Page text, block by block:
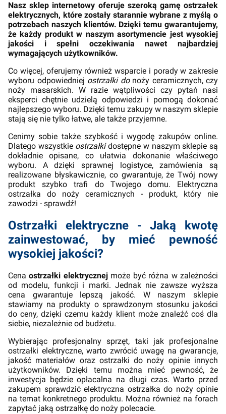
Nasz sklep internetowy oferuje szeroką gamę ostrzałek
elektrycznych, które zostały starannie wybrane z myślą o
potrzebach naszych klientów. Dzięki temu gwarantujemy,
że każdy produkt w naszym asortymencie jest wysokiej
jakości i spełni oczekiwania nawet najbardziej
wymagających użytkowników.
Co więcej, oferujemy również wsparcie i porady w zakresie
wyboru odpowiedniej ostrzałki do noży ceramicznych, czy
noży masarskich. W razie wątpliwości czy pytań nasi
eksperci chętnie udzielą odpowiedzi i pomogą dokonać
najlepszego wyboru. Dzięki temu zakupy w naszym sklepie
stają się nie tylko łatwe, ale także przyjemne.
Cenimy sobie także szybkość i wygodę zakupów online.
Dlatego wszystkie ostrzałkidostępne w naszym sklepie są
dokładnie opisane, co ułatwia dokonanie właściwego
wyboru. A dzięki sprawnej logistyce, zamówienia są
realizowane błyskawicznie, co gwarantuje, że Twój nowy
produkt szybko trafi do Twojego domu. Elektryczna
ostrzałka do noży ceramicznych - produkt, który nie
zawodzi - sprawdź!
Ostrzałki elektryczne - Jaką kwotę
zainwestować, by mieć pewność
wysokiej jakości?
Cenaostrzałki elektrycznej może być różna w zależności
od modelu, funkcji i marki. Jednak nie zawsze wyższa
cena gwarantuje lepszą jakość. W naszym sklepie
stawiamy na produkty o sprawdzonym stosunku jakości
do ceny, dzięki czemu każdy klient może znaleźć coś dla
siebie, niezależnie od budżetu.
Wybierając profesjonalny sprzęt, taki jak profesjonalne
ostrzałki elektryczne, warto zwrócić uwagę na gwarancje,
jakość materiałów oraz ostrzałki do noży opinie innych
użytkowników. Dzięki temu można mieć pewność, że
inwestycja będzie opłacalna na długi czas. Warto przed
zakupem sprawdzić elektryczna ostrzałka do noży opinie
na temat konkretnego produktu. Można również na forach
zapytać jaką ostrzałkę do noży polecacie.